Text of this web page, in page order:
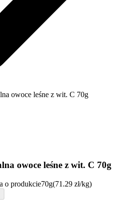
owoce leśne z wit. C 70g
owoce leśne z wit. C 70g
o produkcie70g(71.29 zł/kg)